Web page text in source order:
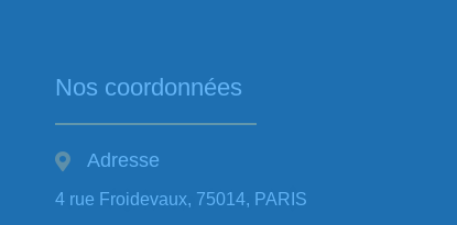
Nos coordonnées
Adresse
4 rue Froidevaux, 75014, PARIS